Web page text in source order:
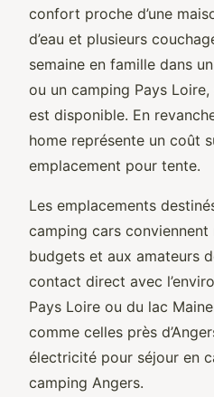
confort proche d’une
d’eau et plusieurs
semaine en famille dans
ou un camping Pays
est disponible. En
home représente un coût
emplacement pour tente.
Les emplacements
camping cars
budgets et aux amateurs
contact direct avec
Pays Loire ou du lac
comme celles près
électricité pour séjour en
camping Angers.